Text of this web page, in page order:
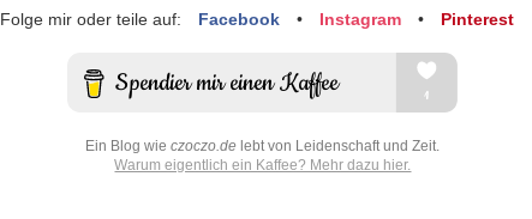
Folge mir oder teile auf: Facebook • Instagram • Pinterest
Ein Blog wieczoczo.de lebt von Leidenschaft und Zeit.
Warum eigentlich ein Kaffee? Mehr dazu hier.